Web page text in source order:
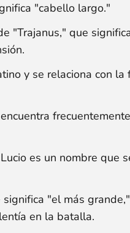
"cabello largo."
"Trajanus," que
y se relaciona con la
es un nombre que
"el más
en la batalla.